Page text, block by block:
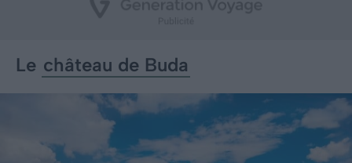
Le château de Buda